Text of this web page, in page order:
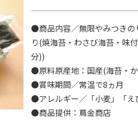
●商品内容／無限やみつき
り(焼海苔・わさび海苔・味
分))
●原料原産地：国産(海苔・
●賞味期間／常温で8ヵ月
●アレルギー／「小麦」「
●商品提供：蔦金商店